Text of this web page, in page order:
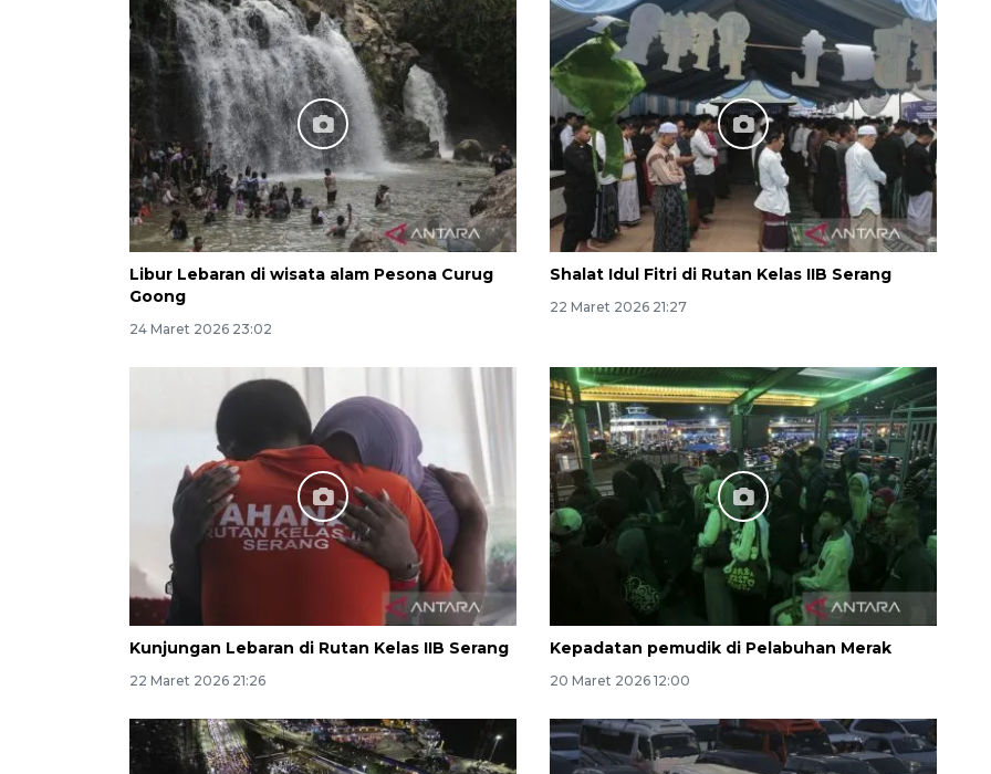
Libur Lebaran di wisata alam Pesona Curug
Goong
24 Maret 2026 23:02
Shalat Idul Fitri di Rutan Kelas IIB Serang
22 Maret 2026 21:27
Kunjungan Lebaran di Rutan Kelas IIB Serang
22 Maret 2026 21:26
Kepadatan pemudik di Pelabuhan Merak
20 Maret 2026 12:00
Layanan haji Indonesia
semakin memuaskan
2026-08-08 15:00:00